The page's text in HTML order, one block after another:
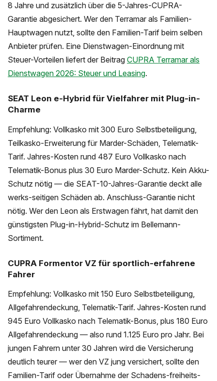
8 Jahre und zusätzlich über die 5-Jahres-CUPRA-
Garantie abgesichert. Wer den Terramar als Familien-
Hauptwagen nutzt, sollte den Familien-Tarif beim selben
Anbieter prüfen. Eine Dienstwagen-Einordnung mit
Steuer-Vorteilen liefert der Beitrag CUPRA Terramar als
Dienstwagen 2026: Steuer und Leasing.
SEAT Leon e-Hybrid für Vielfahrer mit Plug-in-
Charme
Empfehlung: Vollkasko mit 300 Euro Selbstbeteiligung,
Teilkasko-Erweiterung für Marder-Schäden, Telematik-
Tarif. Jahres-Kosten rund 487 Euro Vollkasko nach
Telematik-Bonus plus 30 Euro Marder-Schutz. Kein Akku-
Schutz nötig — die SEAT-10-Jahres-Garantie deckt alle
werks-seitigen Schäden ab. Anschluss-Garantie nicht
nötig. Wer den Leon als Erstwagen fährt, hat damit den
günstigsten Plug-in-Hybrid-Schutz im Bellemann-
Sortiment.
CUPRA Formentor VZ für sportlich-erfahrene
Fahrer
Empfehlung: Vollkasko mit 150 Euro Selbstbeteiligung,
Allgefahrendeckung, Telematik-Tarif. Jahres-Kosten rund
945 Euro Vollkasko nach Telematik-Bonus, plus 180 Euro
Allgefahrendeckung — also rund 1.125 Euro pro Jahr. Bei
jungen Fahrern unter 30 Jahren wird die Versicherung
deutlich teurer — wer den VZ jung versichert, sollte den
Familien-Tarif oder Übernahme der Schadens-freiheits-